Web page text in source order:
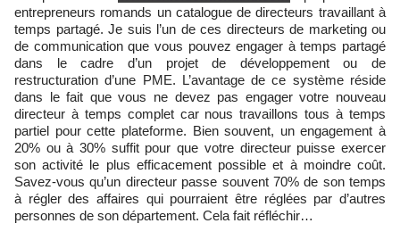
entrepreneurs romands un catalogue de directeurs travaillant à
temps partagé. Je suis l’un de ces directeurs de marketing ou
de communication que vous pouvez engager à temps partagé
dans le cadre d’un projet de développement ou de
restructuration d’une PME. L’avantage de ce système réside
dans le fait que vous ne devez pas engager votre nouveau
directeur à temps complet car nous travaillons tous à temps
partiel pour cette plateforme. Bien souvent, un engagement à
20% ou à 30% suffit pour que votre directeur puisse exercer
son activité le plus efficacement possible et à moindre coût.
Savez-vous qu’un directeur passe souvent 70% de son temps
à régler des affaires qui pourraient être réglées par d’autres
personnes de son département. Cela fait réfléchir…